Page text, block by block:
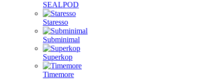
SEALPOD
Staresso
Subminimal
Superkop
Timemore